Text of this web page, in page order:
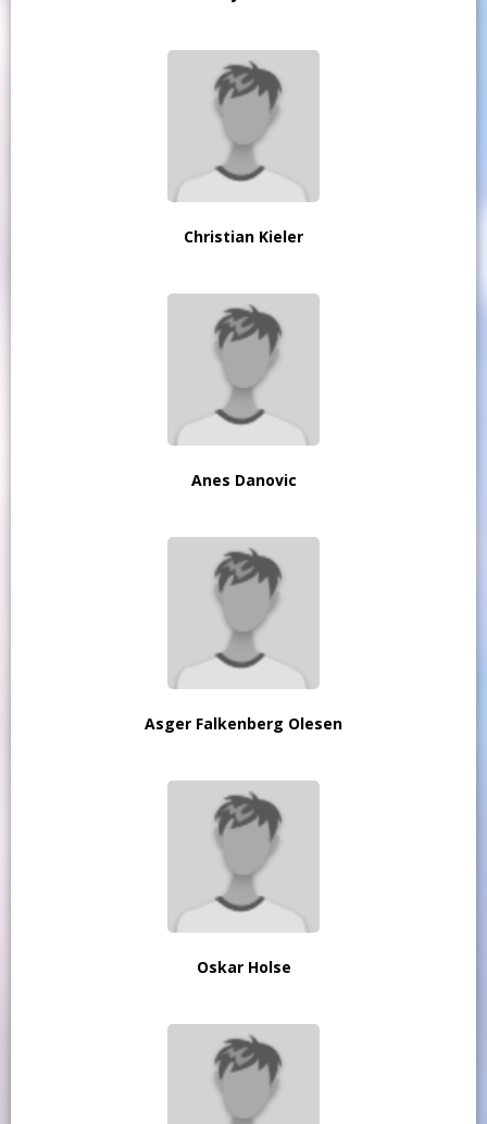
Christian Kieler
Anes Danovic
Asger Falkenberg Olesen
Oskar Holse